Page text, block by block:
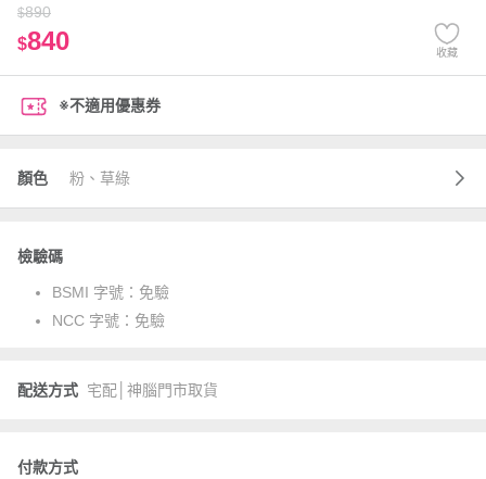
$890
$840 收藏
※不適用優惠券
顏色 粉、草綠
檢驗碼
BSMI 字號： 免驗
NCC 字號： 免驗
配送方式 宅配│神腦門市取貨
付款方式